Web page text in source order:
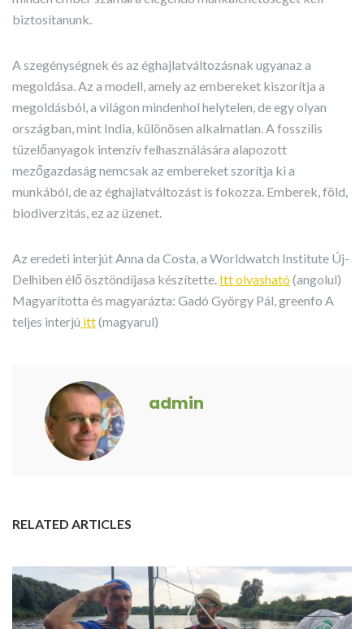
biztosítanunk.
A szegénységnek és az éghajlatváltozásnak ugyanaz a
megoldása. Az a modell, amely az embereket kiszorítja a
megoldásból, a világon mindenhol helytelen, de egy olyan
országban, mint India, különösen alkalmatlan. A fosszilis
tüzelőanyagok intenzív felhasználására alapozott
mezőgazdaság nemcsak az embereket szorítja ki a
munkából, de az éghajlatváltozást is fokozza. Emberek, föld,
biodiverzitás, ez az üzenet.
Az eredeti interjút Anna da Costa, a Worldwatch Institute Új-
Delhiben élő ösztöndíjasa készítette. Itt olvasható(angolul)
Magyarította és magyarázta: Gadó György Pál, greenfo A
teljes interjú itt(magyarul)
admin
RELATED ARTICLES